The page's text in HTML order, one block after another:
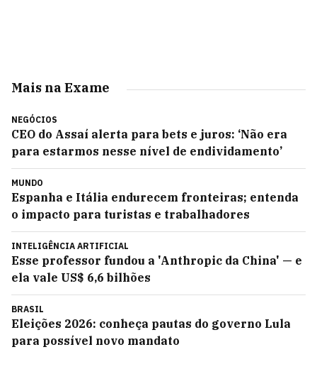
Mais na Exame
NEGÓCIOS
CEO do Assaí alerta para bets e juros: ‘Não era
para estarmos nesse nível de endividamento’
MUNDO
Espanha e Itália endurecem fronteiras; entenda
o impacto para turistas e trabalhadores
INTELIGÊNCIA ARTIFICIAL
Esse professor fundou a 'Anthropic da China' — e
ela vale US$ 6,6 bilhões
BRASIL
Eleições 2026: conheça pautas do governo Lula
para possível novo mandato